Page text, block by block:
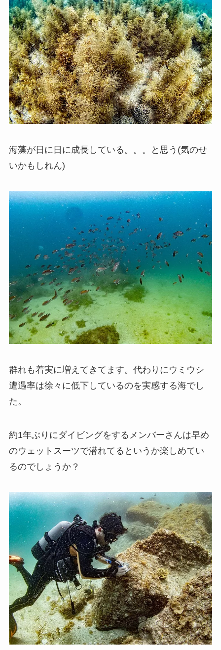
海藻が日に日に成長している。。。と思う(気のせ
いかもしれん)
群れも着実に増えてきてます。代わりにウミウシ
遭遇率は徐々に低下しているのを実感する海でし
た。
約1年ぶりにダイビングをするメンバーさんは早め
のウェットスーツで潜れてるというか楽しめてい
るのでしょうか？